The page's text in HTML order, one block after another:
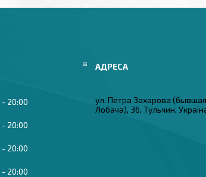
20:00
20:00
20:00
20:00
ул. Петра Захарова (бывшая
Лобача), 36, Тульчин,